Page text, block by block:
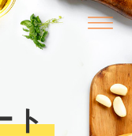
ト